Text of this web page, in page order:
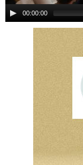
00:00:00